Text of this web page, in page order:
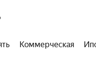
Коммерческая